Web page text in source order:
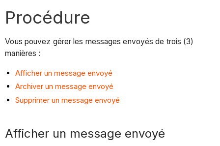
Procédure
Vous pouvez gérer les messages envoyés de trois (3)
manières :
Afficher un message envoyé
Archiver un message envoyé
Supprimer un message envoyé
Afficher un message envoyé